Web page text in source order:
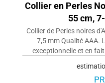
Collier en Perles
55 cm,
Collier de Perles noires
7,5 mm Qualité AAA.
exceptionnelle et en